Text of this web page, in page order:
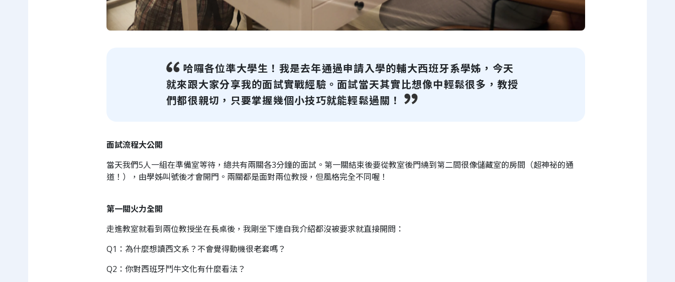
哈囉各位準大學生！我是去年通過申請入學的輔大西班牙系學姊，今天
就來跟大家分享我的面試實戰經驗。面試當天其實比想像中輕鬆很多，教授
們都很親切，只要掌握幾個小技巧就能輕鬆過關！
面試流程大公開
當天我們5人一組在準備室等待，總共有兩關各3分鐘的面試。第一關結束後要從教室後門繞到第二間很像儲藏室的房間（超神祕的通
道！），由學姊叫號後才會開門。兩關都是面對兩位教授，但風格完全不同喔！
第一關火力全開
走進教室就看到兩位教授坐在長桌後，我剛坐下連自我介紹都沒被要求就直接開問：
Q1：為什麼想讀西文系？不會覺得動機很老套嗎？
Q2：你對西班牙鬥牛文化有什麼看法？